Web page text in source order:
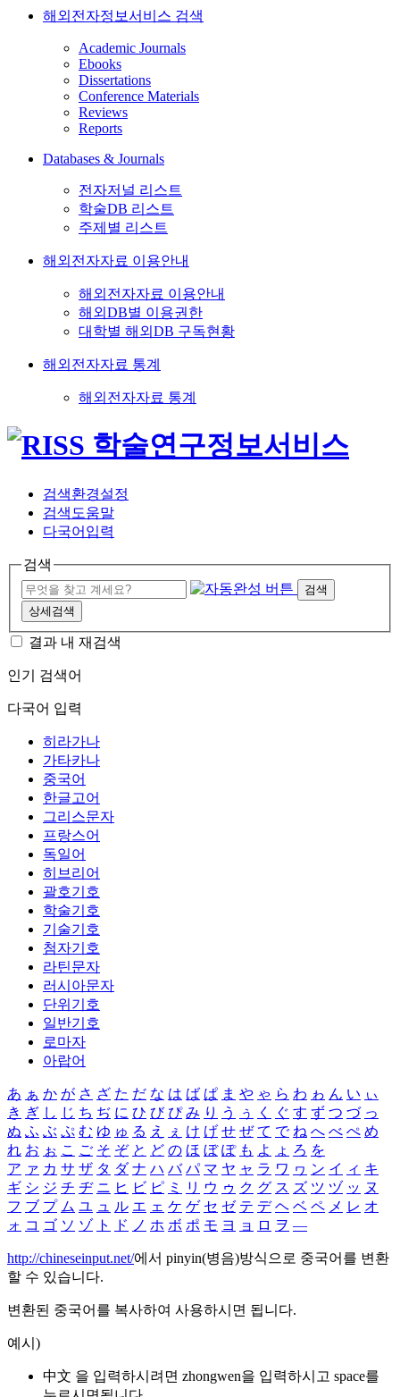
해외전자정보서비스 검색
Academic Journals
Ebooks
Dissertations
Conference Materials
Reviews
Reports
Databases & Journals
전자저널 리스트
학술DB 리스트
주제별 리스트
해외전자자료 이용안내
해외전자자료 이용안내
해외DB별 이용권한
대학별 해외DB 구독현황
해외전자자료 통계
해외전자자료 통계
검색환경설정
검색도움말
다국어입력
검색
검색
상세검색
결과 내 재검색
인기 검색어
다국어 입력
히라가나
가타카나
중국어
한글고어
그리스문자
프랑스어
독일어
히브리어
괄호기호
학술기호
기술기호
첨자기호
라틴문자
러시아문자
단위기호
일반기호
로마자
아랍어
あ ぁ か が さ ざ た だ な は ば ぱ ま や ゃ ら わ ゎ ん い ぃ
き ぎ し じ ち ぢ に ひ び ぴ み り う ぅ く ぐ す ず つ づ っ
ぬ ふ ぶ ぷ む ゆ ゅ る え ぇ け げ せ ぜ て で ね へ べ ぺ め
れ お ぉ こ ご そ ぞ と ど の ほ ぼ ぽ も よ ょ ろ を
ア ァ カ サ ザ タ ダ ナ ハ バ パ マ ヤ ャ ラ ワ ヮ ン イ ィ キ
ギ シ ジ チ ヂ ニ ヒ ビ ピ ミ リ ウ ゥ ク グ ス ズ ツ ヅ ッ ヌ
フ ブ プ ム ユ ュ ル エ ェ ケ ゲ セ ゼ テ デ ヘ ベ ペ メ レ オ
ォ コ ゴ ソ ゾ ト ド ノ ホ ボ ポ モ ヨ ョ ロ ヲ ―
http://chineseinput.net/에서 pinyin(병음)방식으로 중국어를 변환
할 수 있습니다.
변환된 중국어를 복사하여 사용하시면 됩니다.
예시)
中文 을 입력하시려면 zhongwen을 입력하시고 space를